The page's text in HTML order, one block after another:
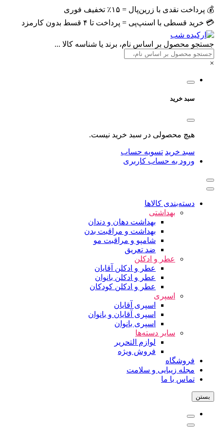
💰 پرداخت نقدی با زرین‌پال = ۱۵٪ تخفیف فوری
💳 خرید قسطی با اسنپ‌پی = پرداخت تا ۴ قسط بدون کارمزد
جستجو محصول بر اساس نام، برند یا شناسه کالا ...
×
سبد خرید
هیچ محصولی در سبد خرید نیست.
سبد خرید تسویه حساب
ورود به حساب کاربری
دسته‌بندی کالاها
بهداشتی
بهداشت دهان و دندان
بهداشت و مراقبت بدن
شامپو و مراقبت مو
ضد تعریق
عطر و ادکلن
عطر و ادکلن آقایان
عطر و ادکلن بانوان
عطر و ادکلن کودکان
اسپری
اسپری آقایان
اسپری آقایان و بانوان
اسپری بانوان
سایر دسته‌ها
لوازم التحریر
فروش ویژه
فروشگاه
مجله زیبایی و سلامت
تماس با ما
بستن